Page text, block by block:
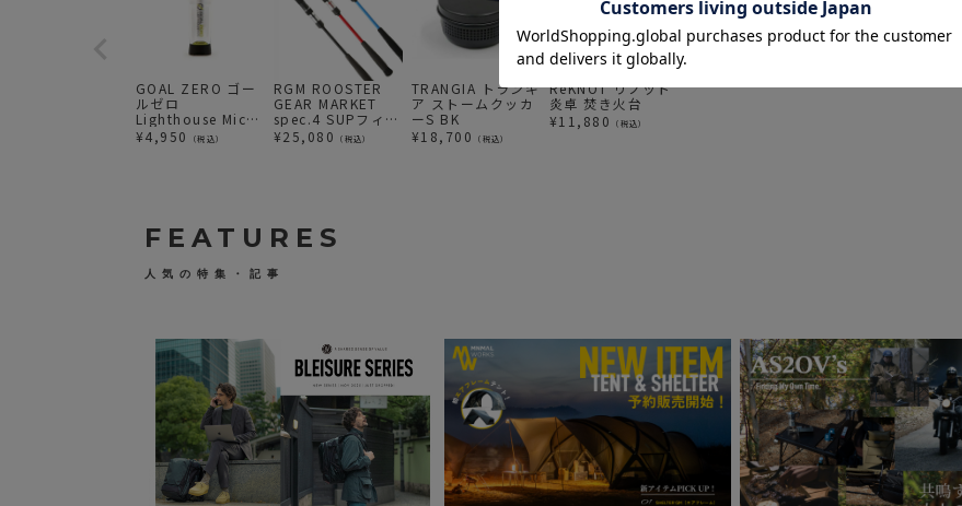
GOAL ZERO ゴー
ルゼロ
Lighthouse Micro
Flash ライトハウ
ス マイクロ フラッ
¥4,950 （税込）
RGM ROOSTER
GEAR MARKET
spec.4 SUPフィッ
シング 釣り竿 ロッ
¥25,080 （税込）
TRANGIA トランギ
ア ストームクッカ
ーS BK
¥18,700 （税込）
ReKNOT リノット
炎卓 焚き火台
¥11,880 （税込）
TRANGIA トランギ Berkley バークレ
FEATURES
人気の特集・記事